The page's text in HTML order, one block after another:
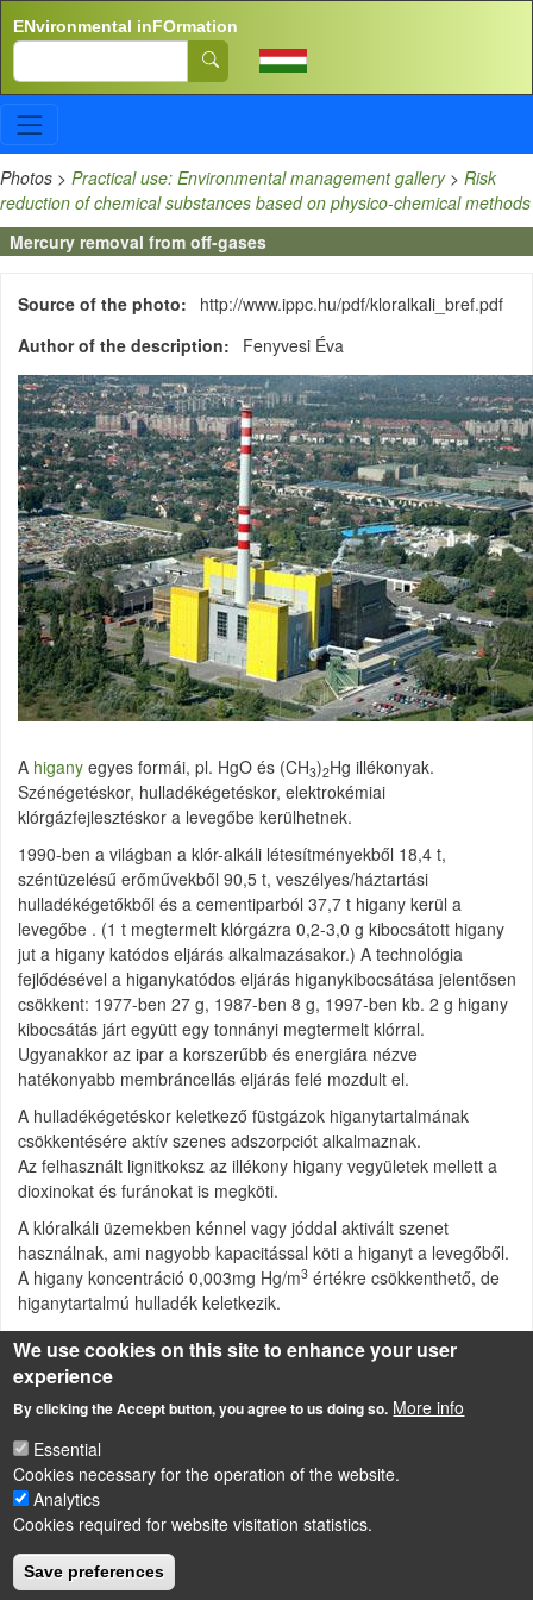
ENvironmental inFOrmation
Search
Photos > Practical use: Environmental management gallery> Risk
reduction of chemical substances based on physico-chemical methods
Mercury removal from off-gases
Source of the photo
http://www.ippc.hu/pdf/kloralkali_bref.pdf
Author of the description
Fenyvesi Éva
A higany egyes formái, pl. HgO és (CH3)2Hg illékonyak.
Szénégetéskor, hulladékégetéskor, elektrokémiai
klórgázfejlesztéskor a levegőbe kerülhetnek.
1990-ben a világban a klór-alkáli létesítményekből 18,4 t,
széntüzelésű erőművekből 90,5 t, veszélyes/háztartási
hulladékégetőkből és a cementiparból 37,7 t higany kerül a
levegőbe . (1 t megtermelt klórgázra 0,2-3,0 g kibocsátott higany
jut a higany katódos eljárás alkalmazásakor.) A technológia
fejlődésével a higanykatódos eljárás higanykibocsátása jelentősen
csökkent: 1977-ben 27 g, 1987-ben 8 g, 1997-ben kb. 2 g higany
kibocsátás járt együtt egy tonnányi megtermelt klórral.
Ugyanakkor az ipar a korszerűbb és energiára nézve
hatékonyabb membráncellás eljárás felé mozdult el.
A hulladékégetéskor keletkező füstgázok higanytartalmának
csökkentésére aktív szenes adszorpciót alkalmaznak.
Az felhasznált lignitkoksz az illékony higany vegyületek mellett a
dioxinokat és furánokat is megköti.
A klóralkáli üzemekben kénnel vagy jóddal aktivált szenet
használnak, ami nagyobb kapacitással köti a higanyt a levegőből.
A higany koncentráció 0,003mg Hg/m3 értékre csökkenthető, de
higanytartalmú hulladék keletkezik.
Source of description
Risk reduction of chemical substances based on physico-chemical
methods
Powered byDrupal
We use cookies on this site to enhance your user
experience
By clicking the Accept button, you agree to us doing so. More info
Essential
Cookies necessary for the operation of the website.
Analytics
Cookies required for website visitation statistics.
Save preferences